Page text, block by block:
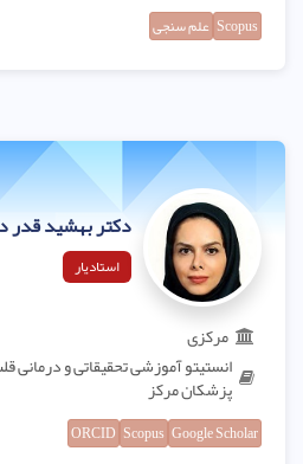
Scopus علم سنجی
دکتر بهشید
استادیار
مرکزی
انستیتو آموزشی تحقیقاتی و
پزشکان مرکز
Google Scholar
Scopus
ORCID